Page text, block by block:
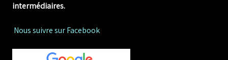
intermédiaires.
Nous suivre sur Facebook